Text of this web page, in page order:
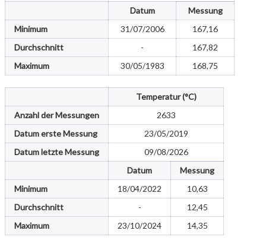
Datum
Messung
Minimum
31/07/2006
167,16
Durchschnitt
-
167,82
Maximum
30/05/1983 168,75
Temperatur (°C)
Anzahl der Messungen
2633
Datum erste Messung
23/05/2019
Datum letzte Messung
09/08/2026
Datum
Messung
Minimum
18/04/2022
10,63
Durchschnitt
-
12,45
Maximum
23/10/2024 14,35